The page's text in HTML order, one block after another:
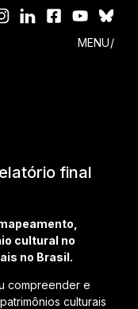
MENU
final
cultural no
no Brasil.
compreender e
culturais